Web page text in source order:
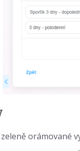
orámované